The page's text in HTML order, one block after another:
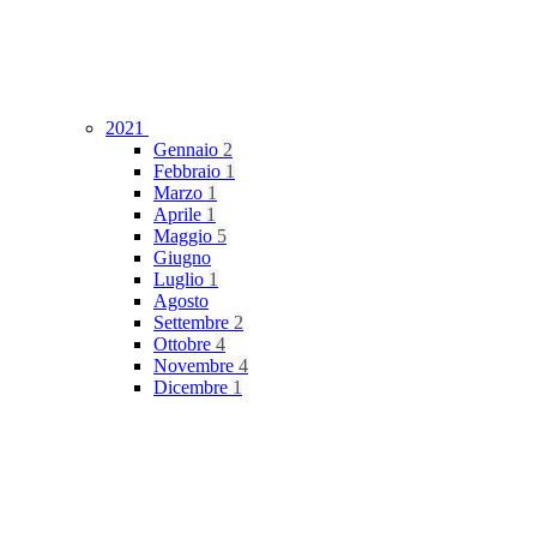
2021
Gennaio 2
Febbraio 1
Marzo 1
Aprile 1
Maggio 5
Giugno
Luglio 1
Agosto
Settembre 2
Ottobre 4
Novembre 4
Dicembre 1